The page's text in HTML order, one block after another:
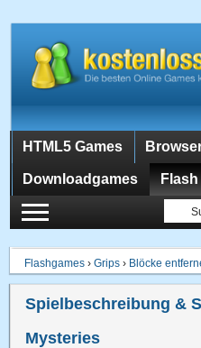
HTML5 Games
Downloadgames
Flashgames ›Grips › Blöcke
Spielbeschreibung &
Mysteries